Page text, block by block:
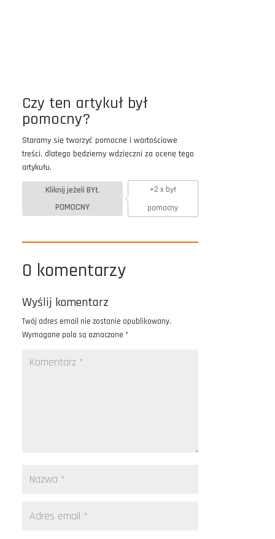
Czy ten artykuł był
pomocny?
Staramy się tworzyć pomocne i wartościowe
treści, dlatego będziemy wdzięczni za ocenę tego
artykułu.
Kliknij jeżeli BYŁ
POMOCNY
+2 x był
pomocny
0 komentarzy
Wyślij komentarz
Twój adres email nie zostanie opublikowany.
Wymagane pola są oznaczone *